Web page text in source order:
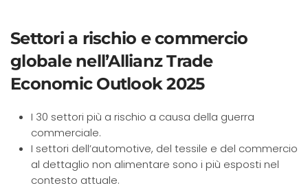
Settori a rischio e commercio
globale nell’Allianz Trade
Economic Outlook 2025
I 30 settori più a rischio a causa della guerra
commerciale.
I settori dell’automotive, del tessile e del commercio
al dettaglio non alimentare sono i più esposti nel
contesto attuale.